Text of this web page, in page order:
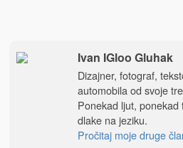
Ivan IGloo Gluhak
Dizajner, fotograf,
automobila od svoje
Ponekad ljut,
dlake na jeziku.
Pročitaj moje druge